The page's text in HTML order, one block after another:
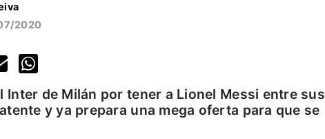
2020
Inter de Milán por tener a Lionel Messi entre sus
y ya prepara una mega oferta para que se